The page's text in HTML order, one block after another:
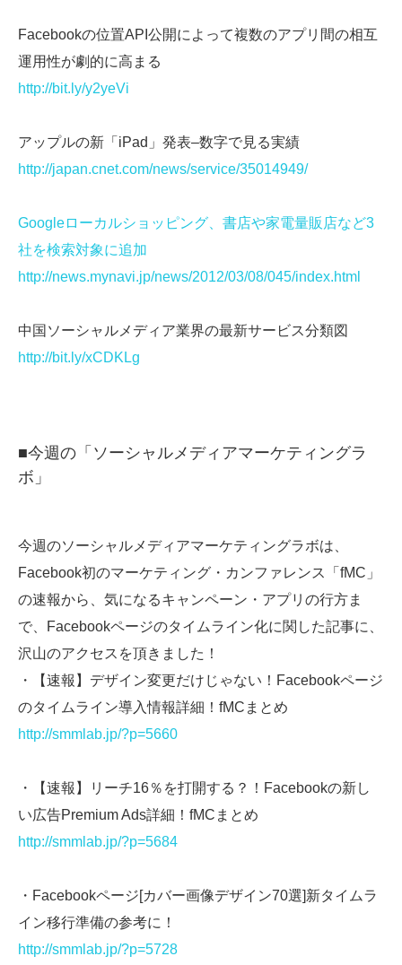
Facebookの位置API公開によって複数のアプリ間の相互
運用性が劇的に高まる
http://bit.ly/y2yeVi
アップルの新「iPad」発表–数字で見る実績
http://japan.cnet.com/news/service/35014949/
Googleローカルショッピング、書店や家電量販店など3
社を検索対象に追加
http://news.mynavi.jp/news/2012/03/08/045/index.html
中国ソーシャルメディア業界の最新サービス分類図
http://bit.ly/xCDKLg
■今週の「ソーシャルメディアマーケティングラ
ボ」
今週のソーシャルメディアマーケティングラボは、
Facebook初のマーケティング・カンファレンス「fMC」
の速報から、気になるキャンペーン・アプリの行方ま
で、Facebookページのタイムライン化に関した記事に、
沢山のアクセスを頂きました！
・【速報】デザイン変更だけじゃない！Facebookページ
のタイムライン導入情報詳細！fMCまとめ
http://smmlab.jp/?p=5660
・【速報】リーチ16％を打開する？！Facebookの新し
い広告Premium Ads詳細！fMCまとめ
http://smmlab.jp/?p=5684
・Facebookページ[カバー画像デザイン70選]新タイムラ
イン移行準備の参考に！
http://smmlab.jp/?p=5728